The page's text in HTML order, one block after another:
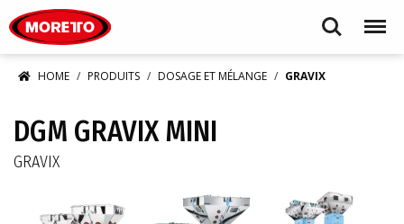
Search Menu
HOME PRODUITS DOSAGE ET MÉLANGE GRAVIX
DGM GRAVIX MINI
GRAVIX